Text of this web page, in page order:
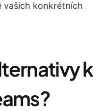
vašich konkrétních
k